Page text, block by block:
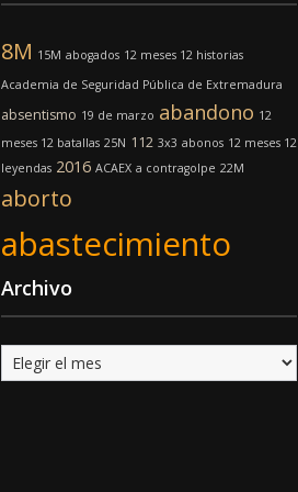
8M 15M abogados 12 meses 12 historias
Academia de Seguridad Pública de Extremadura
absentismo 19 de marzo abandono 12
meses 12 batallas 25N 112 3x3 abonos 12 meses 12
leyendas 2016 ACAEX a contragolpe 22M
aborto
abastecimiento
Archivo
Archivo